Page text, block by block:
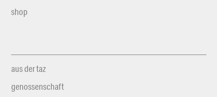
shop
aus der taz
genossenschaft